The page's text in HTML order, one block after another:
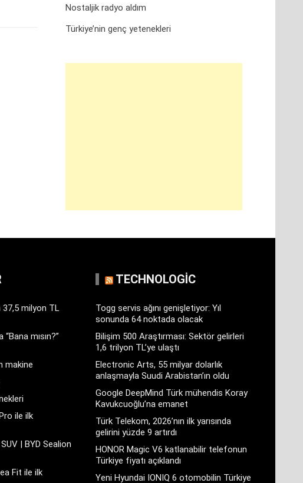
Nostaljik radyo aldım
Türkiye’nin genç yetenekleri
37,5 milyon TL
mısın?”
makine
ile ilk
| BYD Sealion
Fit ile ilk
TECHNOLOGIC
Togg servis ağını genişletiyor: Yıl
sonunda 64 noktada olacak
Bilişim 500 Araştırması: Sektör gelirleri
1,6 trilyon TL’ye ulaştı
Electronic Arts, 55 milyar dolarlık
anlaşmayla Suudi Arabistan’ın oldu
Google DeepMind Türk mühendis Koray
Kavukcuoğlu’na emanet
Türk Telekom, 2026’nın ilk yarısında
gelirini yüzde 9 artırdı
HONOR Magic V6 katlanabilir telefonun
Türkiye fiyatı açıklandı
Yeni Hyundai IONIQ 6 otomobilin Türkiye